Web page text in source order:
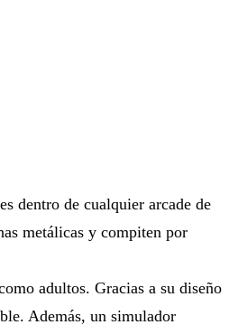
dentro de cualquier arcade de
metálicas y compiten por
adultos. Gracias a su diseño
Además, un simulador